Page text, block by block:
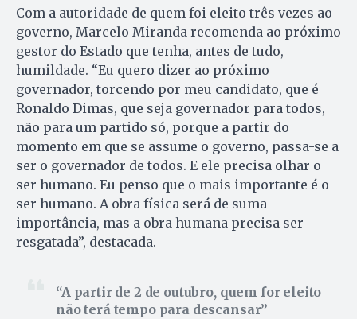
Com a autoridade de quem foi eleito três vezes ao
governo, Marcelo Miranda recomenda ao próximo
gestor do Estado que tenha, antes de tudo,
humildade. “Eu quero dizer ao próximo
governador, torcendo por meu candidato, que é
Ronaldo Dimas, que seja governador para todos,
não para um partido só, porque a partir do
momento em que se assume o governo, passa-se a
ser o governador de todos. E ele precisa olhar o
ser humano. Eu penso que o mais importante é o
ser humano. A obra física será de suma
importância, mas a obra humana precisa ser
resgatada”, destacada.
A partir de 2 de outubro, quem for eleito
não terá tempo para descansar